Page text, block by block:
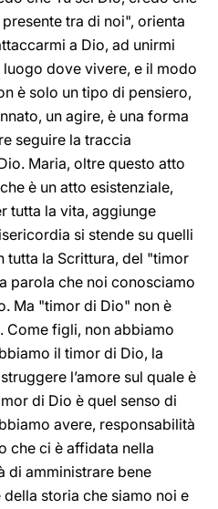
tra di noi", orienta
a Dio, ad unirmi
dove vivere, e il modo
è solo un tipo di pensiero,
un agire, è una forma
seguire la traccia
Maria, oltre questo atto
è un atto esistenziale,
tutta la vita, aggiunge
si stende su quelli
tutta la Scrittura, del "timor
parola che noi conosciamo
Ma "timor di Dio" non è
Come figli, non abbiamo
il timor di Dio, la
l’amore sul quale è
di Dio è quel senso di
avere, responsabilità
che ci è affidata nella
di amministrare bene
storia che siamo noi e